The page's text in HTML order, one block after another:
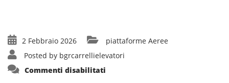
2 Febbraio 2026
piattaforme Aeree
Posted by bgrcarrellielevatori
Commenti disabilitati